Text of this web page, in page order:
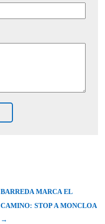
BARREDA MARCA EL
CAMINO: STOP A MONCLOA
→